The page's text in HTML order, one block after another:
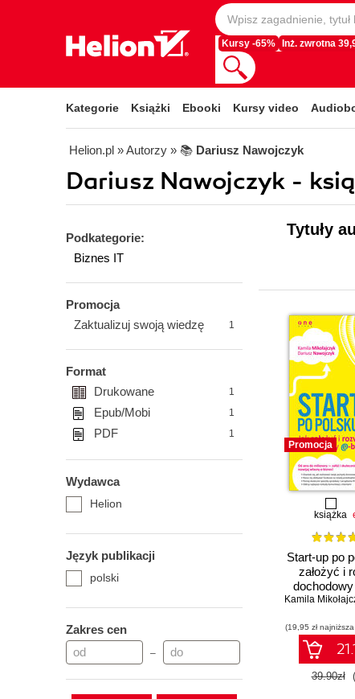
Kursy -65% Inż. zwrotna
Kategorie Książki Ebooki Kursy video
Helion.pl » Autorzy » 📚 Dariusz Nawojczyk
Dariusz Nawojczyk -
Podkategorie:
Biznes IT
Promocja
Zaktualizuj swoją wiedzę
1
Format
Drukowane
1
Epub/Mobi 1
PDF 1
Wydawca
Helion
Język publikacji
polski
Zakres cen
–
Tytuły
Promocja
książka
Start-up po
założyć i
Kamila
(19,95 zł
39.90zł